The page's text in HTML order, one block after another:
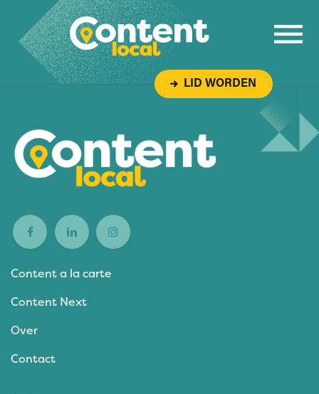
Overslaan naar inhoud
LID WORDEN
Content a la carte
Content Next
Over
Contact